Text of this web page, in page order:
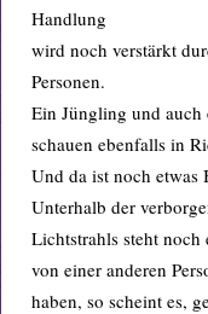
Handlung
wird noch verstärkt
Personen.
Ein Jüngling und
schauen ebenfalls in
Und da ist noch etwas
Unterhalb der
Lichtstrahls steht noch
von einer anderen
haben, so scheint es,